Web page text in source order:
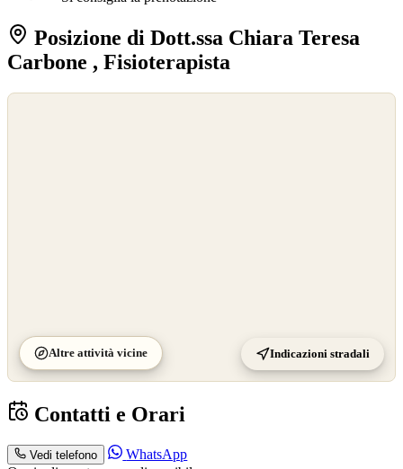
Posizione di Dott.ssa Chiara Teresa
Carbone , Fisioterapista
Altre attività vicine Indicazioni stradali
Contatti e Orari
Vedi telefono
WhatsApp